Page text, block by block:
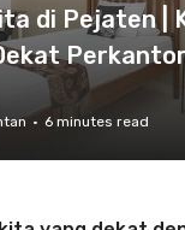
di Pejaten |
· 6 minutes read